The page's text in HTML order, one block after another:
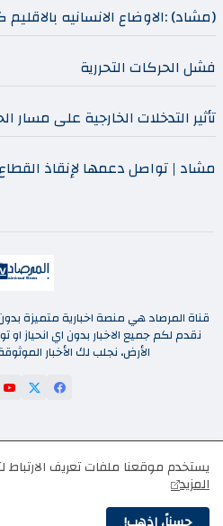
(مشاد) :الاوضاع الانسانيه بالاقليم
فشل الحركات التحررية
تأثير التدخلات الخارجية على
مشاد | تواصل دعمها لإنقاذ
قناة المرصاد هي منصة اخبارية متميزة
نقدم لكم جميع الاخبار بدون اي انحياز
الأرض، نجلب لك الأخبار
اتصل بنا من نحن
اتفاقية الاستخدام
يستخدم موقعنا ملفات تعريف الارتباط
المزيد